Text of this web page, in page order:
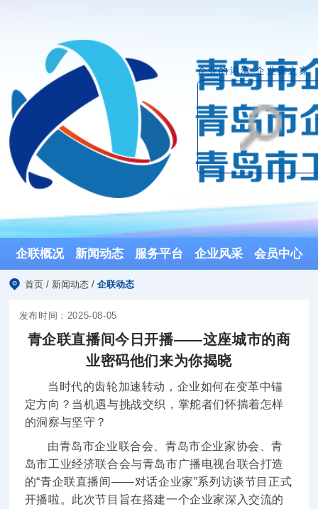
企业的港湾 企业家之家
企联概况 新闻动态 服务平台 企业风采 会员中心
首页 / 新闻动态 /企联动态
发布时间：2025-08-05
青企联直播间今日开播——这座城市的商
业密码他们来为你揭晓
当时代的齿轮加速转动，企业如何在变革中锚
定方向？当机遇与挑战交织，掌舵者们怀揣着怎样
的洞察与坚守？
由青岛市企业联合会、青岛市企业家协会、青
岛市工业经济联合会与青岛市广播电视台联合打造
的“青企联直播间——对话企业家”系列访谈节目正式
开播啦。此次节目旨在搭建一个企业家深入交流的